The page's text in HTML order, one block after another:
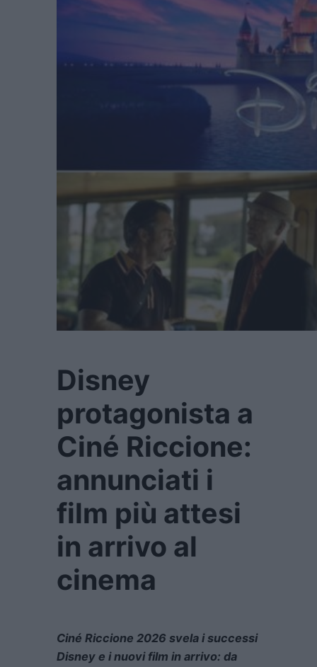
Disney
protagonista a
Ciné Riccione:
annunciati i
film più attesi
in arrivo al
cinema
Ciné Riccione 2026 svela i successi
Disney e i nuovi film in arrivo: da